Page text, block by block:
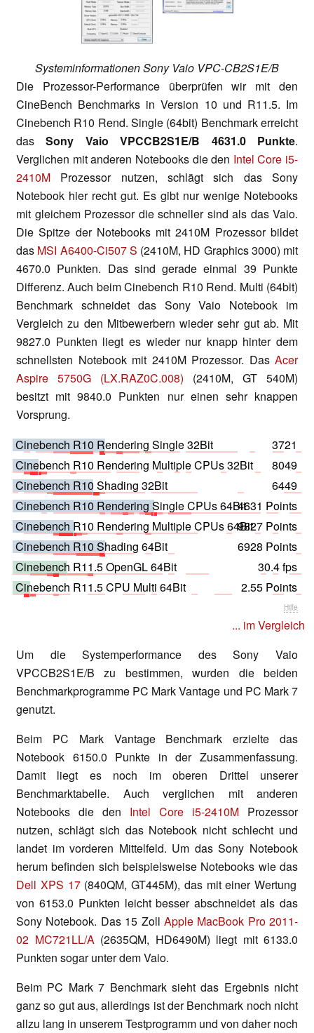
Systeminformationen Sony Vaio VPC-CB2S1E/B
Die Prozessor-Performance überprüfen wir mit den
CineBench Benchmarks in Version 10 und R11.5. Im
Cinebench R10 Rend. Single (64bit) Benchmark erreicht
dasSony Vaio VPCCB2S1E/B 4631.0 Punkte.
Verglichen mit anderen Notebooks die den Intel Core i5-
2410M Prozessor nutzen, schlägt sich das Sony
Notebook hier recht gut. Es gibt nur wenige Notebooks
mit gleichem Prozessor die schneller sind als das Vaio.
Die Spitze der Notebooks mit 2410M Prozessor bildet
das MSI A6400-Ci507 S (2410M, HD Graphics 3000) mit
4670.0 Punkten. Das sind gerade einmal 39 Punkte
Differenz. Auch beim Cinebench R10 Rend. Multi (64bit)
Benchmark schneidet das Sony Vaio Notebook im
Vergleich zu den Mitbewerbern wieder sehr gut ab. Mit
9827.0 Punkten liegt es wieder nur knapp hinter dem
schnellsten Notebook mit 2410M Prozessor. Das Acer
Aspire 5750G (LX.RAZ0C.008) (2410M, GT 540M)
besitzt mit 9840.0 Punkten nur einen sehr knappen
Vorsprung.
Cinebench R10 Rendering Single 32Bit
3721
Cinebench R10 Rendering Multiple CPUs 32Bit
8049
Cinebench R10 Shading 32Bit
6449
Cinebench R10 Rendering Single CPUs 64Bit4631 Points
Cinebench R10 Rendering Multiple CPUs 64Bit9827 Points
Cinebench R10 Shading 64Bit
6928 Points
Cinebench R11.5 OpenGL 64Bit
30.4 fps
Cinebench R11.5 CPU Multi 64Bit
2.55 Points
Hilfe
... im Vergleich
Um die Systemperformance des Sony Vaio
VPCCB2S1E/B zu bestimmen, wurden die beiden
Benchmarkprogramme PC Mark Vantage und PC Mark 7
genutzt.
Beim PC Mark Vantage Benchmark erzielte das
Notebook 6150.0 Punkte in der Zusammenfassung.
Damit liegt es noch im oberen Drittel unserer
Benchmarktabelle. Auch verglichen mit anderen
Notebooks die den Intel Core i5-2410M Prozessor
nutzen, schlägt sich das Notebook nicht schlecht und
landet im vorderen Mittelfeld. Um das Sony Notebook
herum befinden sich beispielsweise Notebooks wie das
Dell XPS 17(840QM, GT445M), das mit einer Wertung
von 6153.0 Punkten leicht besser abschneidet als das
Sony Notebook. Das 15 Zoll Apple MacBook Pro 2011-
02 MC721LL/A(2635QM, HD6490M) liegt mit 6133.0
Punkten sogar unter dem Vaio.
Beim PC Mark 7 Benchmark sieht das Ergebnis nicht
ganz so gut aus, allerdings ist der Benchmark noch nicht
allzu lang in unserem Testprogramm und von daher noch